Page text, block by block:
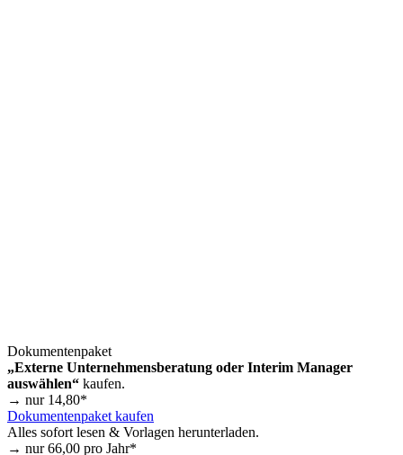
Dokumentenpaket
„Externe Unternehmensberatung oder Interim Manager
auswählen“ kaufen.
→ nur 14,80*
Dokumentenpaket kaufen
Alles sofort lesen & Vorlagen herunterladen.
→ nur66,00 pro Jahr*